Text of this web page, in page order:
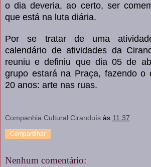
o dia deveria, ao certo, ser
que está na luta diária.
Por se tratar de uma
calendário de atividades da
reuniu e definiu que dia 05 de
grupo estará na Praça, fazendo o
20 anos: arte nas ruas.
Companhia Cultural Ciranduís às 11:37
Compartilhar
Nenhum comentário: